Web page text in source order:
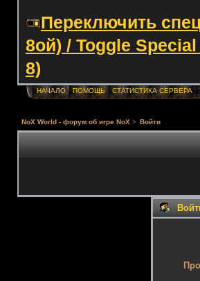
Переключить
8ой) / Toggle
8)
НАЧАЛО ПОМОЩЬ СТАТИСТИКА СЕРВЕРА
NoX World - форум об игре NoX > Войти